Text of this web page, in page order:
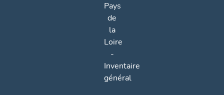
Pays
de
la
Loire
-
Inventaire
général